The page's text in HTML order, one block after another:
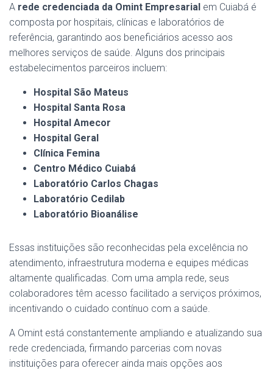
A rede credenciada da Omint Empresarial em Cuiabá é
composta por hospitais, clínicas e laboratórios de
referência, garantindo aos beneficiários acesso aos
melhores serviços de saúde. Alguns dos principais
estabelecimentos parceiros incluem:
Hospital São Mateus
Hospital Santa Rosa
Hospital Amecor
Hospital Geral
Clínica Femina
Centro Médico Cuiabá
Laboratório Carlos Chagas
Laboratório Cedilab
Laboratório Bioanálise
Essas instituições são reconhecidas pela excelência no
atendimento, infraestrutura moderna e equipes médicas
altamente qualificadas. Com uma ampla rede, seus
colaboradores têm acesso facilitado a serviços próximos,
incentivando o cuidado contínuo com a saúde.
A Omint está constantemente ampliando e atualizando sua
rede credenciada, firmando parcerias com novas
instituições para oferecer ainda mais opções aos